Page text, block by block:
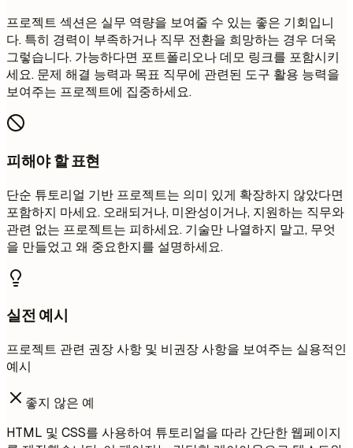
프로젝트 섹션은 실무 역량을 보여줄 수 있는 좋은 기회입니
다. 특히 경력이 부족하거나 직무 전환을 희망하는 경우 더욱
그렇습니다. 가능하다면 포트폴리오나 데모 링크를 포함시키
세요. 문제 해결 능력과 목표 직무에 관련된 도구 활용 능력을
보여주는 프로젝트에 집중하세요.
피해야 할 표현
단순 튜토리얼 기반 프로젝트는 의미 있게 확장하지 않았다면
포함하지 마세요. 오래되거나, 미완성이거나, 지원하는 직무와
관련 없는 프로젝트는 피하세요. 기술만 나열하지 말고, 무엇
을 만들었고 왜 중요한지를 설명하세요.
실전 예시
프로젝트 관련 권장 사항 및 비권장 사항을 보여주는 실용적인
예시
좋지 않은 예
HTML 및 CSS를 사용하여 튜토리얼을 따라 간단한 웹페이지